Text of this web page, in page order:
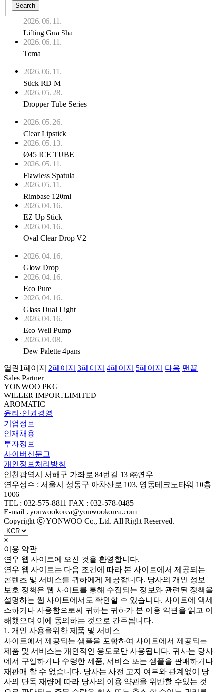
2026. 06. 11.
Lifting Gua Sha
2026. 06. 11.
Toma
2026. 06. 11.
Stick RD M
2026. 05. 28.
Dropper Tube Series
2026. 05. 26.
Clear Lipstick
2026. 05. 13.
Ø45 ICE TUBE
2026. 05. 11.
Flawless Spatula
2026. 05. 11.
Rimbase 120ml
2026. 04. 16.
EZ Up Stick
2026. 04. 16.
Oval Clear Drop V2
2026. 04. 16.
Glow Drop
2026. 04. 16.
Eco Pure
2026. 04. 16.
Glass Dual Light
2026. 04. 16.
Eco Well Pump
2026. 04. 08.
Dew Palette 4pans
열린1페이지 2페이지 3페이지 4페이지 5페이지 다음 맨끝
Sales Partner
YONWOO PKG
WILLER IMPORTLIMITED
AROMATIC
윤리·인권경영
기업정보
인재채용
투자정보
사이버신문고
개인정보처리방침
인천광역시 서해구 가좌로 84번길 13 ㈜연우
연우성수 : 서울시 성동구 아차산로 103, 영동테크노타워 10층
1006
TEL : 032-575-8811 FAX : 032-578-0485
E-mail : yonwookorea@yonwookorea.com
Copyright ⓒ YONWOO Co., Ltd. All Right Reserved.
×
이용 약관
연우 웹 사이트에 오신 것을 환영합니다.
연우 웹 사이트는 다음 조건에 따라 본 사이트에서 제공되는
콘텐츠 및 서비스를 귀하에게 제공합니다. 당사의 개인 정보
보호 정책은 웹 사이트를 통해 수집되는 정보와 관련된 정책을
설명하는 웹 사이트에서도 확인할 수 있습니다. 사이트에 액세
스하거나 사용함으로써 귀하는 귀하가 본 이용 약관을 읽고 이
해했으며 이에 동의하는 것으로 간주됩니다.
1. 개인 사용을위한 제품 및 서비스
사이트에서 제공되는 샘플을 포함하여 사이트에서 제공되는
제품 및 서비스는 개인적인 용도로만 사용됩니다. 귀사는 당사
에서 구입하거나 수령한 제품, 서비스 또는 샘플을 판매하거나
재판매 할 수 없습니다. 당사는 사전 고지 여부와 관계없이 당
사의 단독 재량에 따라 당사의 이용 약관을 위반할 수있는 것